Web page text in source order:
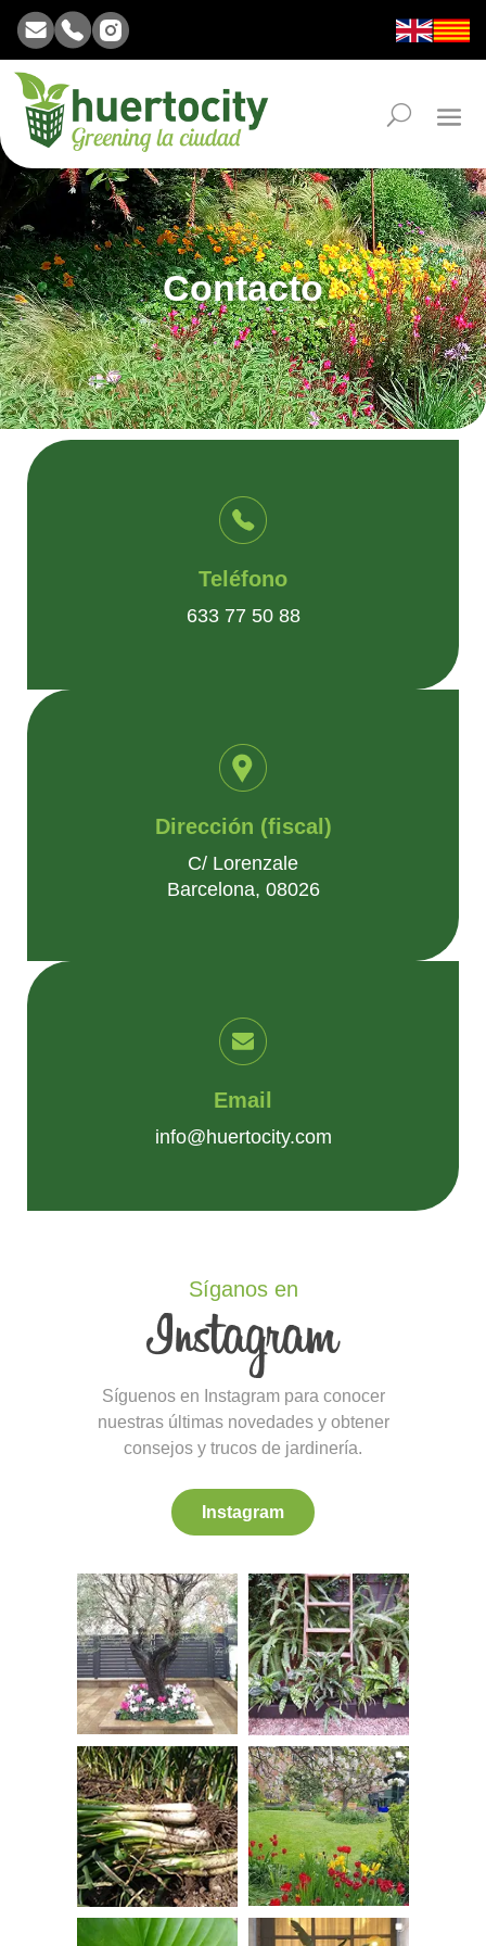
Contacto
Teléfono
633 77 50 88
Dirección (fiscal)
C/ Lorenzale
Barcelona, 08026
Email
info@huertocity.com
Síganos en
Síguenos en Instagram para conocer
nuestras últimas novedades y obtener
consejos y trucos de jardinería.
Instagram